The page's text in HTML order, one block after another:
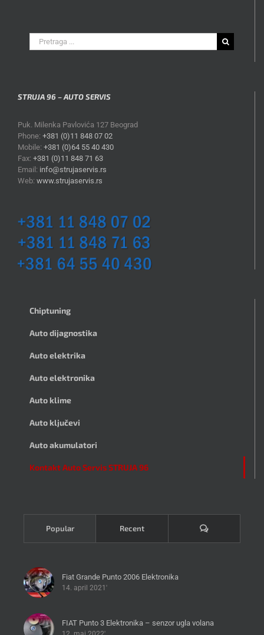
Search
for:
STRUJA 96 – AUTO SERVIS
Puk. Milenka Pavlovića 127 Beograd
Phone: +381 (0)11 848 07 02
Mobile: +381 (0)64 55 40 430
Fax: +381 (0)11 848 71 63
Email: info@strujaservis.rs
Web: www.strujaservis.rs
Chiptuning
Auto dijagnostika
Auto elektrika
Auto elektronika
Auto klime
Auto ključevi
Auto akumulatori
Kontakt Auto Servis STRUJA 96
Popular Recent Komentari
Fiat Grande Punto 2006 Elektronika
14. april 2021'
FIAT Punto 3 Elektronika – senzor ugla volana